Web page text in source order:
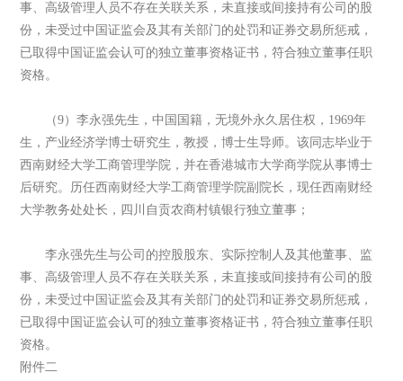
事、高级管理人员不存在关联关系，未直接或间接持有公司的股
份，未受过中国证监会及其有关部门的处罚和证券交易所惩戒，
已取得中国证监会认可的独立董事资格证书，符合独立董事任职
资格。
（9）李永强先生，中国国籍，无境外永久居住权，1969年
生，产业经济学博士研究生，教授，博士生导师。该同志毕业于
西南财经大学工商管理学院，并在香港城市大学商学院从事博士
后研究。历任西南财经大学工商管理学院副院长，现任西南财经
大学教务处处长，四川自贡农商村镇银行独立董事；
李永强先生与公司的控股股东、实际控制人及其他董事、监
事、高级管理人员不存在关联关系，未直接或间接持有公司的股
份，未受过中国证监会及其有关部门的处罚和证券交易所惩戒，
已取得中国证监会认可的独立董事资格证书，符合独立董事任职
资格。
附件二